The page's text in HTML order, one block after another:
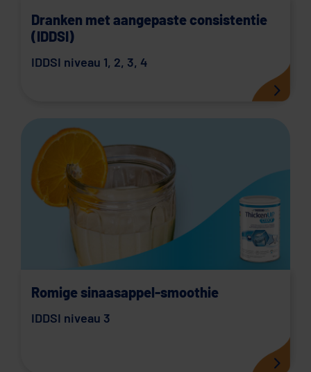
Dranken met aangepaste consistentie
(IDDSI)
IDDSI niveau 1, 2, 3, 4
Romige sinaasappel-smoothie
IDDSI niveau 3